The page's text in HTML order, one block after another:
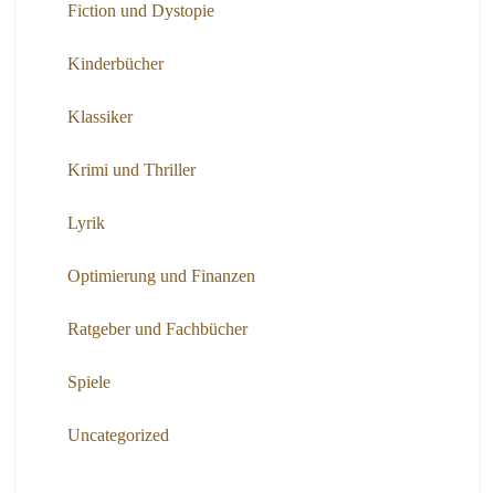
Fiction und Dystopie
Kinderbücher
Klassiker
Krimi und Thriller
Lyrik
Optimierung und Finanzen
Ratgeber und Fachbücher
Spiele
Uncategorized